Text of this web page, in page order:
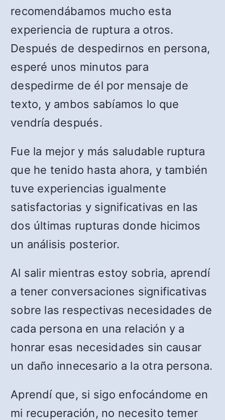
recomendábamos mucho esta
experiencia de ruptura a otros.
Después de despedirnos en persona,
esperé unos minutos para
despedirme de él por mensaje de
texto, y ambos sabíamos lo que
vendría después.
Fue la mejor y más saludable ruptura
que he tenido hasta ahora, y también
tuve experiencias igualmente
satisfactorias y significativas en las
dos últimas rupturas donde hicimos
un análisis posterior.
Al salir mientras estoy sobria, aprendí
a tener conversaciones significativas
sobre las respectivas necesidades de
cada persona en una relación y a
honrar esas necesidades sin causar
un daño innecesario a la otra persona.
Aprendí que, si sigo enfocándome en
mi recuperación, no necesito temer